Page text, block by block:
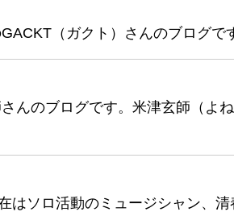
GACKT（ガクト）さんのブログ
さんのブログです。米津玄師（
はソロ活動のミュージシャン、